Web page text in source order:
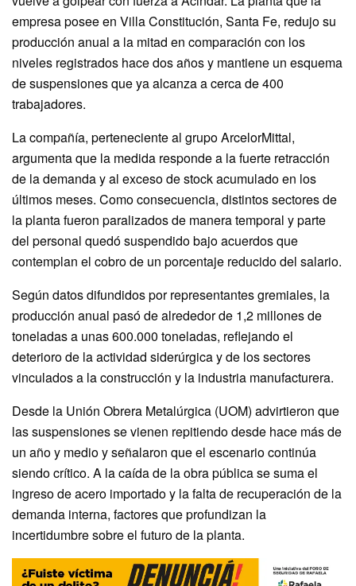
empresa posee en Villa Constitución, Santa Fe, redujo su
producción anual a la mitad en comparación con los
niveles registrados hace dos años y mantiene un esquema
de suspensiones que ya alcanza a cerca de 400
trabajadores.
La compañía, perteneciente al grupo ArcelorMittal,
argumenta que la medida responde a la fuerte retracción
de la demanda y al exceso de stock acumulado en los
últimos meses. Como consecuencia, distintos sectores de
la planta fueron paralizados de manera temporal y parte
del personal quedó suspendido bajo acuerdos que
contemplan el cobro de un porcentaje reducido del salario.
Según datos difundidos por representantes gremiales, la
producción anual pasó de alrededor de 1,2 millones de
toneladas a unas 600.000 toneladas, reflejando el
deterioro de la actividad siderúrgica y de los sectores
vinculados a la construcción y la industria manufacturera.
Desde la Unión Obrera Metalúrgica (UOM) advirtieron que
las suspensiones se vienen repitiendo desde hace más de
un año y medio y señalaron que el escenario continúa
siendo crítico. A la caída de la obra pública se suma el
ingreso de acero importado y la falta de recuperación de la
demanda interna, factores que profundizan la
incertidumbre sobre el futuro de la planta.